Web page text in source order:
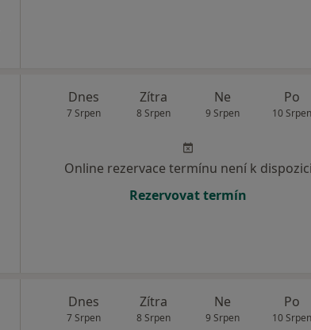
Dnes
7 Srpen
Zítra
8 Srpen
Ne
9 Srpen
Po
10 Srpen
Online rezervace termínu není k dispozici
Rezervovat termín
Dnes
7 Srpen
Zítra
8 Srpen
Ne
9 Srpen
Po
10 Srpen